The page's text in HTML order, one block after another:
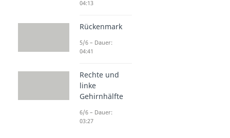
04:13
Rückenmark
5/6 – Dauer:
04:41
Rechte und
linke
Gehirnhälfte
6/6 – Dauer:
03:27